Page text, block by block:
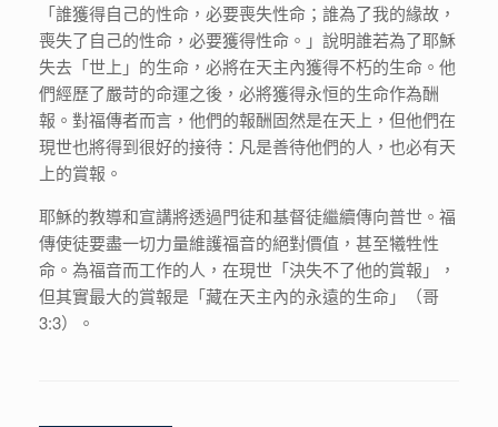
「誰獲得自己的性命，必要喪失性命；誰為了我的緣故，
喪失了自己的性命，必要獲得性命。」說明誰若為了耶穌
失去「世上」的生命，必將在天主內獲得不朽的生命。他
們經歷了嚴苛的命運之後，必將獲得永恒的生命作為酬
報。對福傳者而言，他們的報酬固然是在天上，但他們在
現世也將得到很好的接待：凡是善待他們的人，也必有天
上的賞報。
耶穌的教導和宣講將透過門徒和基督徒繼續傳向普世。福
傳使徒要盡一切力量維護福音的絕對價值，甚至犧牲性
命。為福音而工作的人，在現世「決失不了他的賞報」，
但其實最大的賞報是「藏在天主內的永遠的生命」（哥
3:3）。